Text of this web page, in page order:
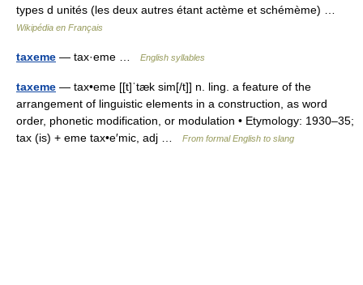
types d unités (les deux autres étant actème et schémème) …
Wikipédia en Français
taxeme — tax·eme … English syllables
taxeme — tax•eme [[t]ˈtæk sim[/t]] n. ling. a feature of the
arrangement of linguistic elements in a construction, as word
order, phonetic modification, or modulation • Etymology: 1930–35;
tax (is) + eme tax•e′mic, adj …
From formal English to slang